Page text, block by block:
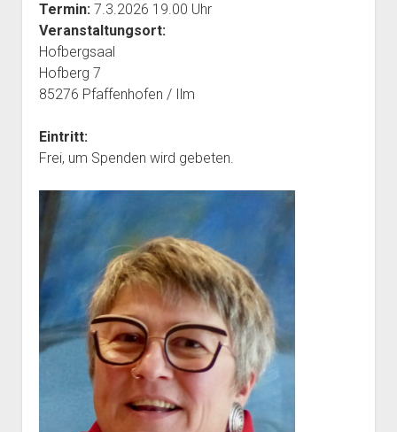
Termin:7.3.2026 19.00 Uhr
Veranstaltungsort:
Hofbergsaal
Hofberg 7
85276 Pfaffenhofen / Ilm
Eintritt:
Frei, um Spenden wird gebeten.